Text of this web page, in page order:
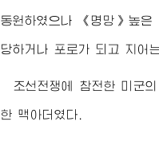
동원하였으나 《명망》높
당하거나 포로가 되고 지어
조선전쟁에 참전한 미군의
한 맥아더였다.